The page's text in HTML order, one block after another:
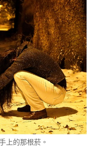
上的那根菸。